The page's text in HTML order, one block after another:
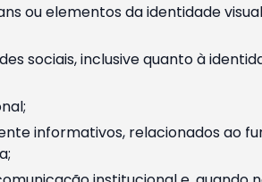
ou elementos da identidade
sociais, inclusive quanto à
informativos, relacionados ao